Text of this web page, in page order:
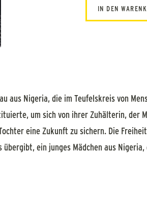
IN DEN
aus Nigeria, die im Teufelskreis von
um sich von ihrer Zuhälterin, der
eine Zukunft zu sichern. Die
ein junges Mädchen aus